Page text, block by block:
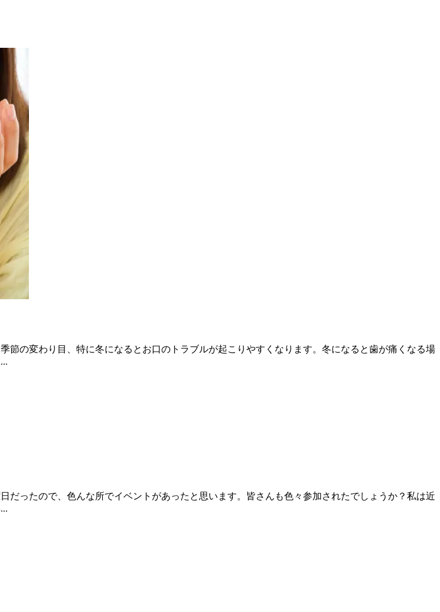
の変わり目、特に冬になるとお口のトラブルが起こりやすくなります。冬になると歯が痛くなる場
だったので、色んな所でイベントがあったと思います。皆さんも色々参加されたでしょうか？私は近